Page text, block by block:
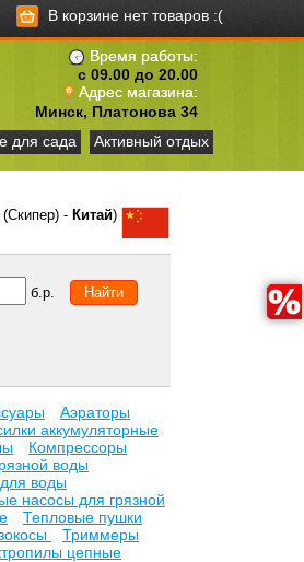
В корзине нет товаров :(
Время работы:
с 09.00 до 20.00
Адрес магазина:
Минск, Платонова 34
для сада Активный отдых
- Китай)
б.р.
Аэраторы
аккумуляторные
Компрессоры
воды
воды
насосы для грязной
Тепловые пушки
Триммеры
цепные